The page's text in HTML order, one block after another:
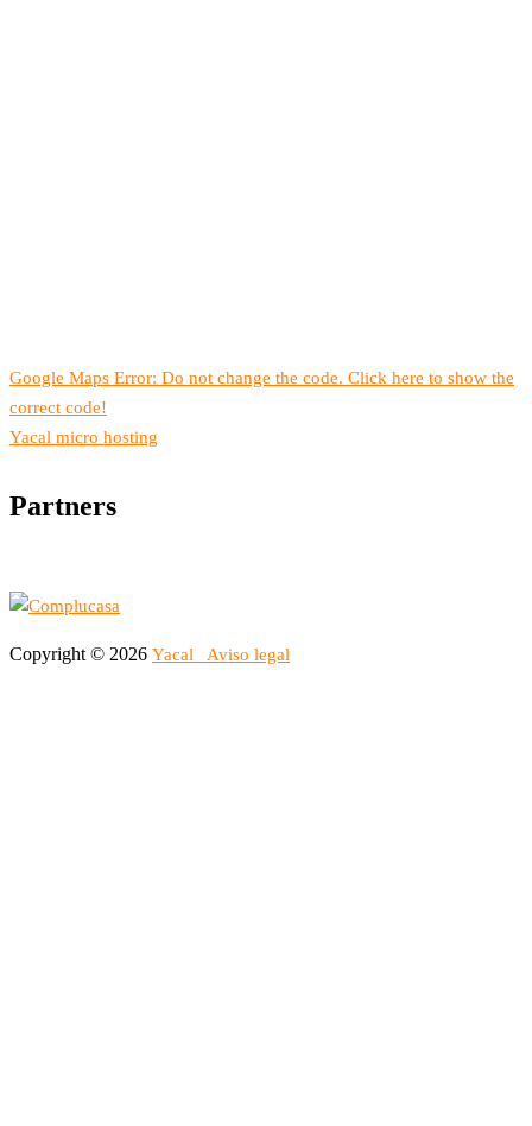
Google Maps Error: Do not change the code. Click here to show the
correct code!
Yacal micro hosting
Partners
Copyright © 2026 Yacal Aviso legal